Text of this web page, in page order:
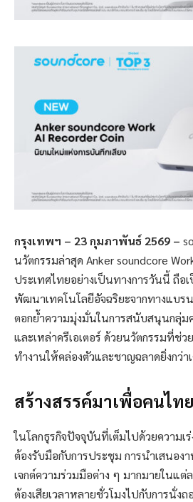
กรุงเทพฯ – 23 กุมภาพันธ์ 2569 –
นวัตกรรมล่าสุด Anker soundcore
ประเทศไทยอย่างเป็นทางการวันนี้ ถือ
พัฒนาเทคโนโลยีอัจฉริยะจากทางแบร
ตอกย้ำความมุ่งมั่นในการสนับสนุนกลุ่
และเหล่าครีเอเตอร์ ด้วยนวัตกรรมที่ช่
ทำงานให้คล่องตัวและชาญฉลาดยิ่งกว่า
สร้างสรรค์มาเพื่อคนไท
ในโลกธุรกิจปัจจุบันที่เต็มไปด้วยความเ
ต้องรับมือกับการประชุม การนำเสนอ
เจกต์ความร่วมมือต่าง ๆ มากมายในแต่
ต้องเสียเวลาหลายชั่วโมงไปกับการนั่ง